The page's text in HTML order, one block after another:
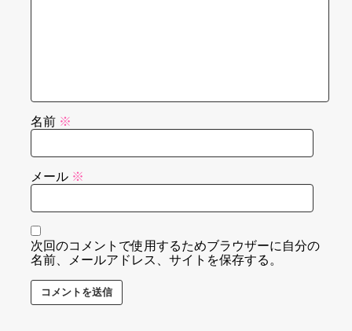
名前 ※
メール ※
次回のコメントで使用するためブラウザーに自分の
名前、メールアドレス、サイトを保存する。